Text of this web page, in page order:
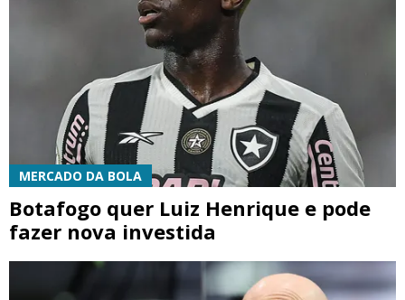
MERCADO DA BOLA
Botafogo quer Luiz Henrique e pode
fazer nova investida